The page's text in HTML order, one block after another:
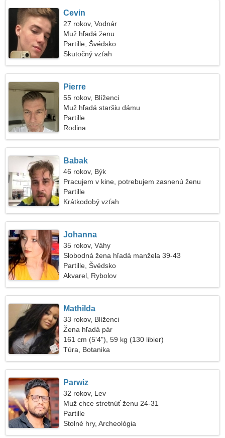
Cevin
27 rokov, Vodnár
Muž hľadá ženu
Partille, Švédsko
Skutočný vzťah
Pierre
55 rokov, Blíženci
Muž hľadá staršiu dámu
Partille
Rodina
Babak
46 rokov, Býk
Pracujem v kine, potrebujem zasnenú ženu
Partille
Krátkodobý vzťah
Johanna
35 rokov, Váhy
Slobodná žena hľadá manžela 39-43
Partille, Švédsko
Akvarel, Rybolov
Mathilda
33 rokov, Blíženci
Žena hľadá pár
161 cm (5'4"), 59 kg (130 libier)
Túra, Botanika
Parwiz
32 rokov, Lev
Muž chce stretnúť ženu 24-31
Partille
Stolné hry, Archeológia